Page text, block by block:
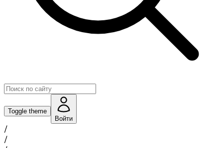
Toggle theme
Войти
/
/